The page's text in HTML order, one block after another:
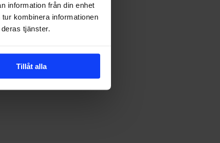
information från din enhet
kombinera informationen
tjänster.
Tillåt alla